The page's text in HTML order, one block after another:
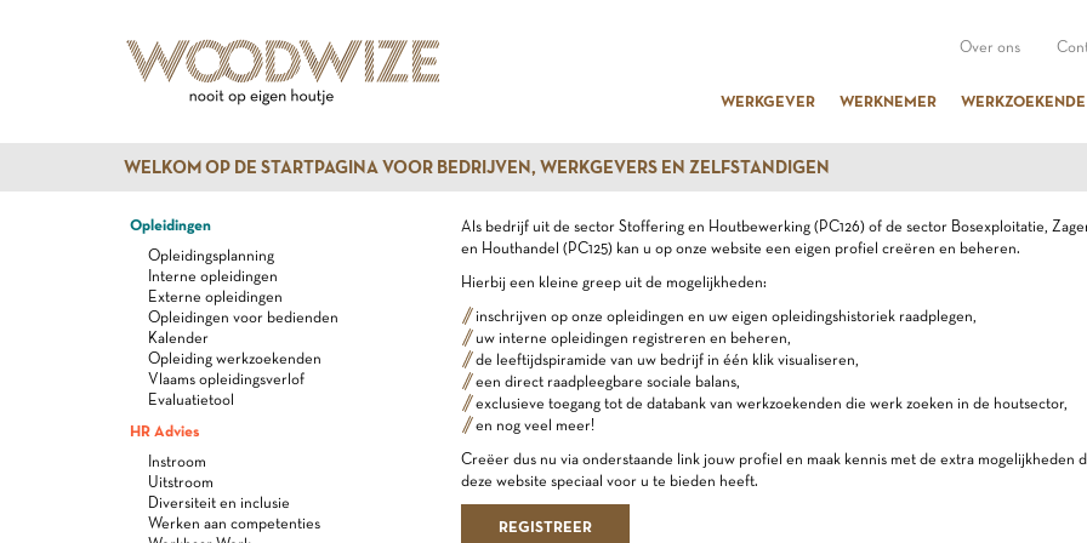
Over ons
WERKGEVER WERKNEMER WERKZOEKENDE
WELKOM OP DE STARTPAGINA VOOR BEDRIJVEN, WERKGEVERS EN ZELFSTANDIGEN
Opleidingen
Opleidingsplanning
Interne opleidingen
Externe opleidingen
Opleidingen voor bedienden
Kalender
Opleiding werkzoekenden
Vlaams opleidingsverlof
Evaluatietool
HR Advies
Instroom
Uitstroom
Diversiteit en inclusie
Werken aan competenties
Als bedrijf uit de sector Stoffering en Houtbewerking (PC126) of de sector Bosexploitatie,
en Houthandel (PC125) kan u op onze website een eigen profiel creëren en beheren.
Hierbij een kleine greep uit de mogelijkheden:
inschrijven op onze opleidingen en uw eigen opleidingshistoriek raadplegen,
uw interne opleidingen registreren en beheren,
de leeftijdspiramide van uw bedrijf in één klik visualiseren,
een direct raadpleegbare sociale balans,
exclusieve toegang tot de databank van werkzoekenden die werk zoeken in de houtsector,
en nog veel meer!
Creëer dus nu via onderstaande link jouw profiel en maak kennis met de extra mogelijkheden
deze website speciaal voor u te bieden heeft.
REGISTREER